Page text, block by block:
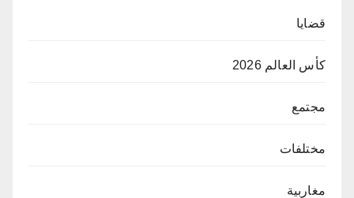
قضايا
كأس العالم 2026
مجتمع
مختلفات
مغاربية